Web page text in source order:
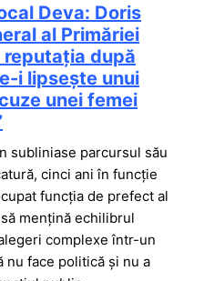
Deva: Doris
al Primăriei
reputația după
i lipsește unui
unei femei
subliniase parcursul său
cinci ani în funcție
funcția de prefect al
mențină echilibrul
complexe într-un
nu face politică și nu a